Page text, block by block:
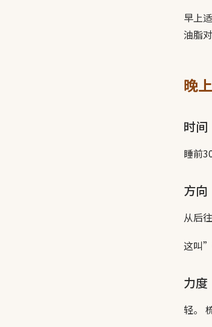
早上
油脂
晚
时间
睡前
方向
从后
这叫”
力度
轻。